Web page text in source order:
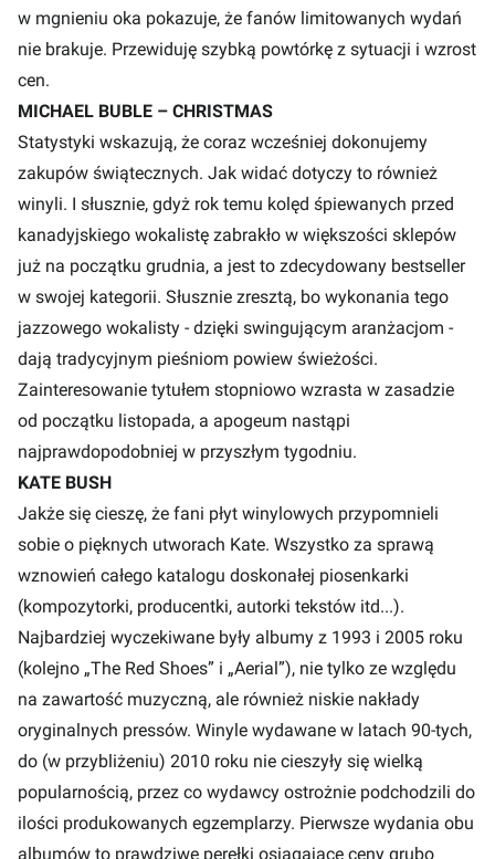
w mgnieniu oka pokazuje, że fanów limitowanych wydań
nie brakuje. Przewiduję szybką powtórkę z sytuacji i wzrost
cen.
MICHAEL BUBLE – CHRISTMAS
Statystyki wskazują, że coraz wcześniej dokonujemy
zakupów świątecznych. Jak widać dotyczy to również
winyli. I słusznie, gdyż rok temu kolęd śpiewanych przed
kanadyjskiego wokalistę zabrakło w większości sklepów
już na początku grudnia, a jest to zdecydowany bestseller
w swojej kategorii. Słusznie zresztą, bo wykonania tego
jazzowego wokalisty - dzięki swingującym aranżacjom -
dają tradycyjnym pieśniom powiew świeżości.
Zainteresowanie tytułem stopniowo wzrasta w zasadzie
od początku listopada, a apogeum nastąpi
najprawdopodobniej w przyszłym tygodniu.
KATE BUSH
Jakże się cieszę, że fani płyt winylowych przypomnieli
sobie o pięknych utworach Kate. Wszystko za sprawą
wznowień całego katalogu doskonałej piosenkarki
(kompozytorki, producentki, autorki tekstów itd...).
Najbardziej wyczekiwane były albumy z 1993 i 2005 roku
(kolejno „The Red Shoes” i „Aerial”), nie tylko ze względu
na zawartość muzyczną, ale również niskie nakłady
oryginalnych pressów. Winyle wydawane w latach 90-tych,
do (w przybliżeniu) 2010 roku nie cieszyły się wielką
popularnością, przez co wydawcy ostrożnie podchodzili do
ilości produkowanych egzemplarzy. Pierwsze wydania obu
albumów to prawdziwe perełki osiągające ceny grubo